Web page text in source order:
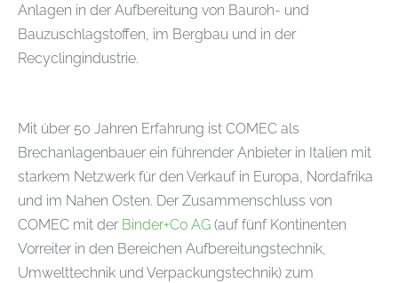
Anlagen in der Aufbereitung von Bauroh- und
Bauzuschlagstoffen, im Bergbau und in der
Recyclingindustrie.
Mit über 50 Jahren Erfahrung ist COMEC als
Brechanlagenbauer ein führender Anbieter in Italien mit
starkem Netzwerk für den Verkauf in Europa, Nordafrika
und im Nahen Osten. Der Zusammenschluss von
COMEC mit der Binder+Co AG (auf fünf Kontinenten
Vorreiter in den Bereichen Aufbereitungstechnik,
Umwelttechnik und Verpackungstechnik) zum